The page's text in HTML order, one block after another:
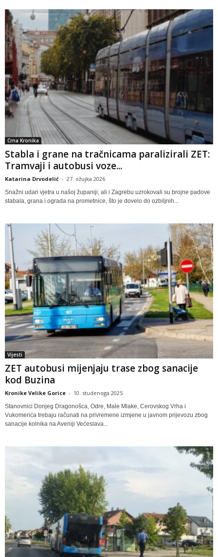
Crna Kronika
Stabla i grane na tračnicama paralizirali ZET:
Tramvaji i autobusi voze...
Katarina Drvodelić - 27. ožujka 2026
Snažni udari vjetra u našoj županiji, ali i Zagrebu uzrokovali su brojne padove
stabala, grana i ograda na prometnice, što je dovelo do ozbiljnih...
Vijesti
ZET autobusi mijenjaju trase zbog sanacije
kod Buzina
Kronike Velike Gorice - 10. studenoga 2025
Stanovnici Donjeg Dragonošca, Odre, Male Mlake, Cerovskog Vrha i
Vukomerića trebaju računati na privremene izmjene u javnom prijevozu zbog
sanacije kolnika na Aveniji Većeslava...